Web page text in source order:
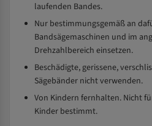
laufenden Bandes.
Nur bestimmungsgemäß an
Bandsägemaschinen und im
Drehzahlbereich einsetzen.
Beschädigte, gerissene,
Sägebänder nicht verwenden.
Von Kindern fernhalten. Nicht
Kinder bestimmt.